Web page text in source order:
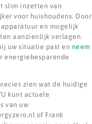
slim inzetten van
voor huishoudens. Door
en mogelijk
aanzienlijk verlagen.
uw situatie past en neem
energiebesparende
zien wat de huidige
kunt actuele
van uw
of Frank